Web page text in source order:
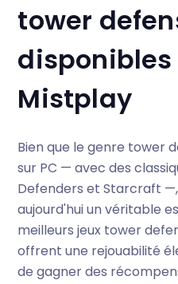
tower
disponibles
Mistplay
Bien que le genre tower
sur PC — avec des
Defenders et Starcraft
aujourd'hui un véritable
meilleurs jeux tower
offrent une rejouabilité
de gagner des